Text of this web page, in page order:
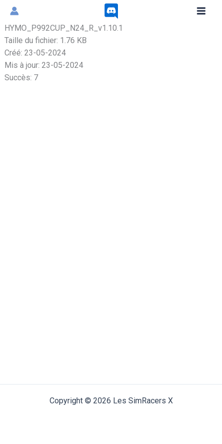
Aller
contenu
HYMO_P992CUP_N24_R_v1.10.1
Taille du fichier: 1.76 KB
Créé: 23-05-2024
Mis à jour: 23-05-2024
Succès: 7
Copyright © 2026 Les SimRacers X